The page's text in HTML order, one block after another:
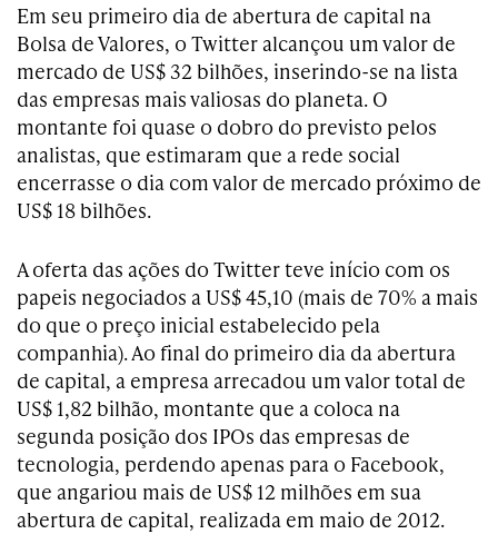
Em seu primeiro dia de abertura de capital na
Bolsa de Valores, o Twitter alcançou um valor de
mercado de US$ 32 bilhões, inserindo-se na lista
das empresas mais valiosas do planeta. O
montante foi quase o dobro do previsto pelos
analistas, que estimaram que a rede social
encerrasse o dia com valor de mercado próximo de
US$ 18 bilhões.
A oferta das ações do Twitter teve início com os
papeis negociados a US$ 45,10 (mais de 70% a mais
do que o preço inicial estabelecido pela
companhia). Ao final do primeiro dia da abertura
de capital, a empresa arrecadou um valor total de
US$ 1,82 bilhão, montante que a coloca na
segunda posição dos IPOs das empresas de
tecnologia, perdendo apenas para o Facebook,
que angariou mais de US$ 12 milhões em sua
abertura de capital, realizada em maio de 2012.